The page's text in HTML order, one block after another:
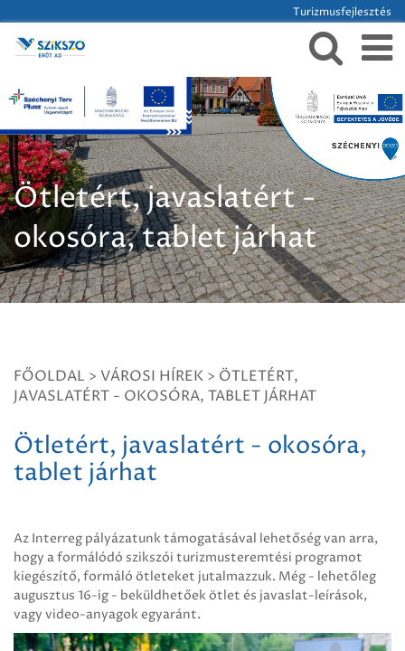
Turizmusfejlesztés
Ötletért, javaslatért -
okosóra, tablet járhat
FŐOLDAL > VÁROSI HÍREK > ÖTLETÉRT,
JAVASLATÉRT - OKOSÓRA, TABLET JÁRHAT
Ötletért, javaslatért - okosóra,
tablet járhat
Az Interreg pályázatunk támogatásával lehetőség van arra,
hogy a formálódó szikszói turizmusteremtési programot
kiegészítő, formáló ötleteket jutalmazzuk. Még - lehetőleg
augusztus 16-ig - beküldhetőek ötlet és javaslat-leírások,
vagy video-anyagok egyaránt.